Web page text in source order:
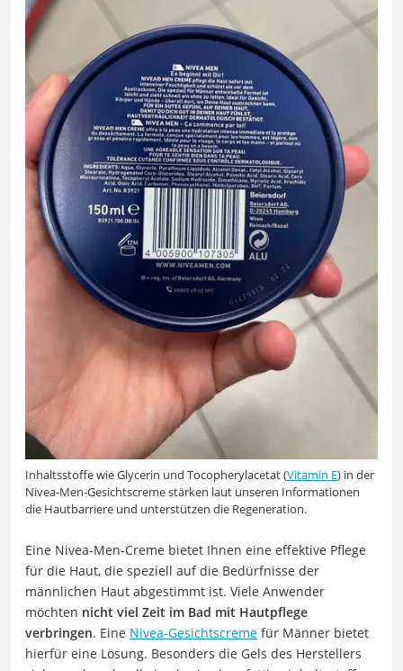
Inhaltsstoffe wie Glycerin und Tocopherylacetat (Vitamin E) in der
Nivea-Men-Gesichtscreme stärken laut unseren Informationen
die Hautbarriere und unterstützen die Regeneration.
Eine Nivea-Men-Creme bietet Ihnen eine effektive Pflege
für die Haut, die speziell auf die Bedürfnisse der
männlichen Haut abgestimmt ist. Viele Anwender
möchten nicht viel Zeit im Bad mit Hautpflege
verbringen. Eine Nivea-Gesichtscreme für Männer bietet
hierfür eine Lösung. Besonders die Gels des Herstellers